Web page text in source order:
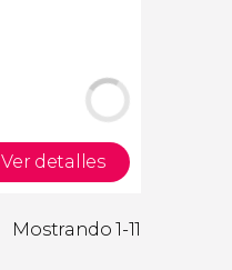
Ver detalles
Mostrando 1-11